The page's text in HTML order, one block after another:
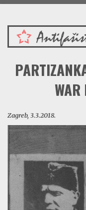
VIJESTI
REDAKCIJSKI
VJESNIKOV KALENDAR
CRVENI ZABAVNIK
PRENOSIMO
SPOMENICI
BORBENA BIBLIOTEKA
NAŠE PJESME
WAR
Zagreb, 3.3.2018.